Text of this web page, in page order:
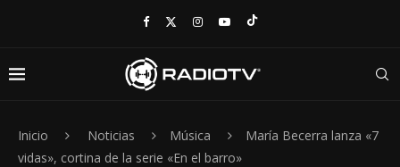
Inicio Noticias Música
María Becerra lanza «7
vidas», cortina de la serie «En el barro»